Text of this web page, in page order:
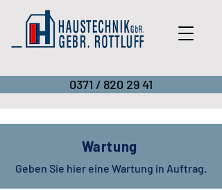
0371 / 820 29 41
Wartung
Geben Sie hier eine Wartung in Auftrag.